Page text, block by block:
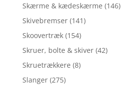
Skærme & kædeskærme (146)
Skivebremser (141)
Skoovertræk (154)
Skruer, bolte & skiver (42)
Skruetrækkere (8)
Slanger (275)